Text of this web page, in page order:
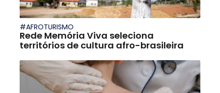
#AFROTURISMO
Rede Memória Viva seleciona
territórios de cultura afro-brasileira